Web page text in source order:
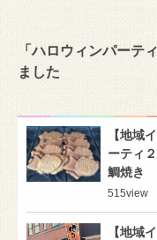
「ハロウィンパーテ
ました
【地域
ーティ
鯛焼き
515view
【地域